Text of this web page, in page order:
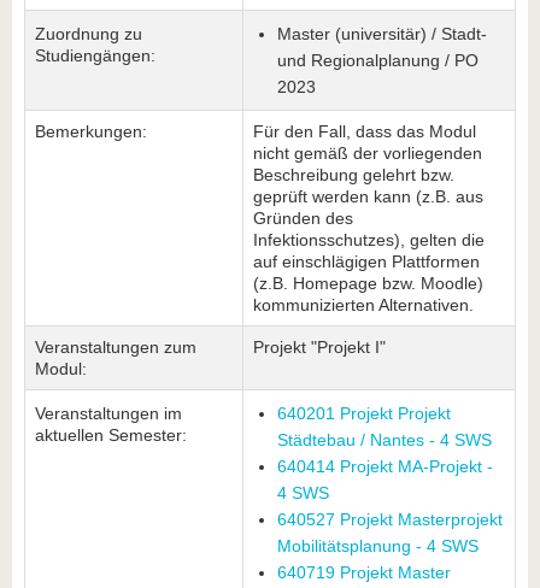
Zuordnung zu
Studiengängen:
Master (universitär) / Stadt-
und Regionalplanung / PO
2023
Bemerkungen:
Für den Fall, dass das Modul
nicht gemäß der vorliegenden
Beschreibung gelehrt bzw.
geprüft werden kann (z.B. aus
Gründen des
Infektionsschutzes), gelten die
auf einschlägigen Plattformen
(z.B. Homepage bzw. Moodle)
kommunizierten Alternativen.
Veranstaltungen zum
Modul:
Projekt "Projekt I"
Veranstaltungen im
aktuellen Semester:
640201 Projekt Projekt
Städtebau / Nantes - 4 SWS
640414 Projekt MA-Projekt -
4 SWS
640527 Projekt Masterprojekt
Mobilitätsplanung - 4 SWS
640719 Projekt Master